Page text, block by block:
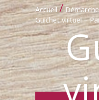
Accueil /
Guichet virtuel –